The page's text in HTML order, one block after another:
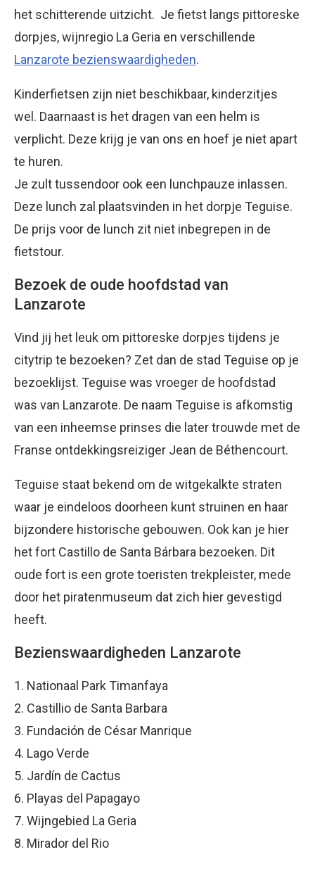
het schitterende uitzicht. Je fietst langs pittoreske
dorpjes, wijnregio La Geria en verschillende
Lanzarote bezienswaardigheden.
Kinderfietsen zijn niet beschikbaar, kinderzitjes
wel. Daarnaast is het dragen van een helm is
verplicht. Deze krijg je van ons en hoef je niet apart
te huren.
Je zult tussendoor ook een lunchpauze inlassen.
Deze lunch zal plaatsvinden in het dorpje Teguise.
De prijs voor de lunch zit niet inbegrepen in de
fietstour.
Bezoek de oude hoofdstad van
Lanzarote
Vind jij het leuk om pittoreske dorpjes tijdens je
citytrip te bezoeken? Zet dan de stad Teguise op je
bezoeklijst. Teguise was vroeger de hoofdstad
was van Lanzarote. De naam Teguise is afkomstig
van een inheemse prinses die later trouwde met de
Franse ontdekkingsreiziger Jean de Béthencourt.
Teguise staat bekend om de witgekalkte straten
waar je eindeloos doorheen kunt struinen en haar
bijzondere historische gebouwen. Ook kan je hier
het fort Castillo de Santa Bárbara bezoeken. Dit
oude fort is een grote toeristen trekpleister, mede
door het piratenmuseum dat zich hier gevestigd
heeft.
Bezienswaardigheden Lanzarote
1. Nationaal Park Timanfaya
2. Castillio de Santa Barbara
3. Fundación de César Manrique
4. Lago Verde
5. Jardín de Cactus
6. Playas del Papagayo
7. Wijngebied La Geria
8. Mirador del Rio